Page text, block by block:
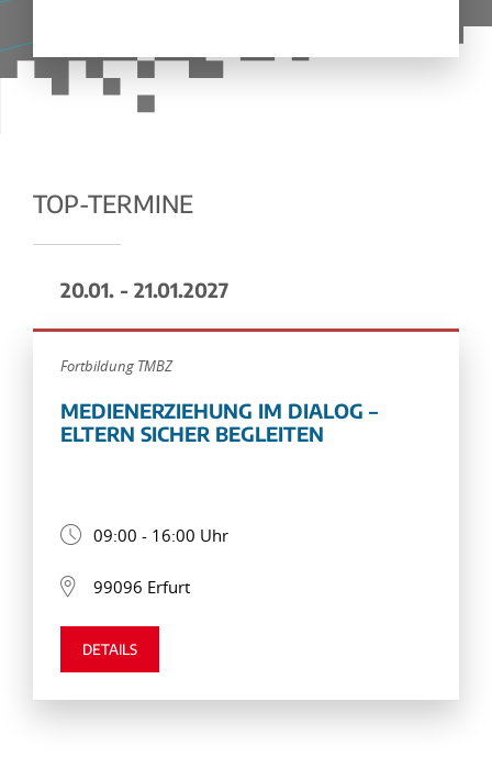
TOP-TERMINE
20.01. - 21.01.2027
Fortbildung TMBZ
MEDIENERZIEHUNG IM DIALOG –
ELTERN SICHER BEGLEITEN
09:00 - 16:00 Uhr
99096 Erfurt
DETAILS